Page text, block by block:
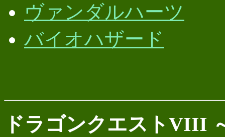
ヴァンダルハーツ
バイオハザード
ドラゴンクエストVIII